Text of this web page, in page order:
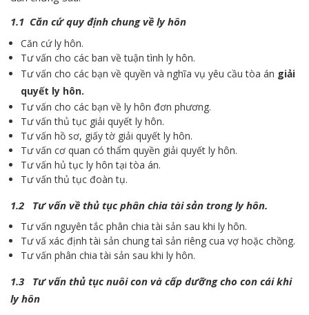
1.1 Căn cứ quy định chung về ly hôn
Căn cứ ly hôn.
Tư vấn cho các ban về tuận tình ly hôn.
Tư vấn cho các bạn về quyền và nghĩa vụ yêu cầu tòa án giải
quyết ly hôn.
Tư vấn cho các bạn về ly hôn đơn phương.
Tư vấn thủ tục giải quyết ly hôn.
Tư vấn hồ sơ, giấy tờ giải quyết ly hôn.
Tư vấn cơ quan có thẩm quyền giải quyết ly hôn.
Tư vấn hủ tục ly hôn tại tòa án.
Tư vấn thủ tục đoàn tụ.
1.2 Tư vấn về thủ tục phân chia tài sản trong ly hôn.
Tư vấn nguyên tắc phân chia tài sản sau khi ly hôn.
Tư vấ xác định tài sản chung taì sản riêng cua vợ hoặc chồng.
Tư vấn phân chia tài sản sau khi ly hôn.
1.3 Tư vấn thủ tục nuôi con và cấp dưỡng cho con cái khi
ly hôn